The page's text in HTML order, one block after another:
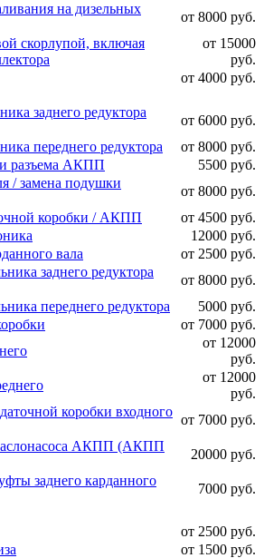
на дизельных
от 8000 руб.
скорлупой, включая
от 15000
руб.
от 4000 руб.
заднего редуктора
от 6000 руб.
переднего редуктора
от 8000 руб.
разъема АКПП
5500 руб.
/ замена подушки
от 8000 руб.
коробки / АКПП
от 4500 руб.
12000 руб.
вала
от 2500 руб.
заднего редуктора
от 8000 руб.
переднего редуктора
5000 руб.
от 7000 руб.
от 12000
руб.
от 12000
руб.
коробки входного
от 7000 руб.
АКПП (АКПП
20000 руб.
заднего карданного
7000 руб.
от 2500 руб.
от 1500 руб.